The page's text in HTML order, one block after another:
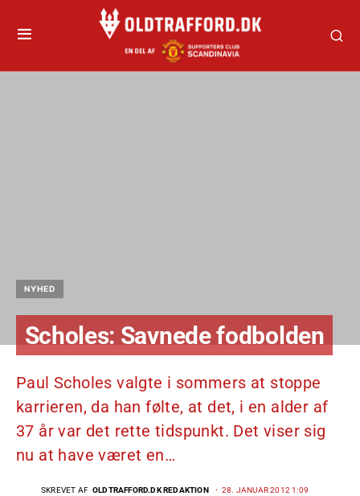
NYHED
Scholes: Savnede fodbolden
Paul Scholes valgte i sommers at stoppe
karrieren, da han følte, at det, i en alder af
37 år var det rette tidspunkt. Det viser sig
nu at have været en…
SKREVET AF OLDTRAFFORD.DK REDAKTION 28. JANUAR 2012 1:09